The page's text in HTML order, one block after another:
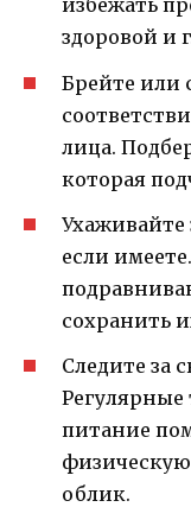
избежать
здоровой и
Брейте или
лица.
которая
Ухаживайте
если
сохранить
Следите за
Регулярные
питание
облик.